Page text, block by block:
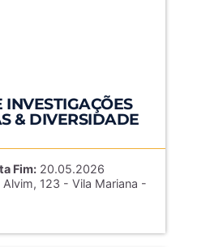
& DIVERSIDADE
Fim:20.05.2026
123 - Vila Mariana -